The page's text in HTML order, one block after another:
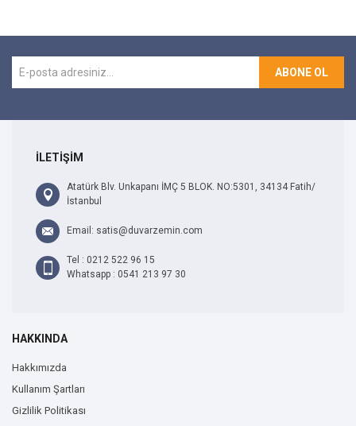
ABONE OL
İLETİŞİM
Atatürk Blv. Unkapanı İMÇ 5 BLOK. NO:5301, 34134 Fatih/
İstanbul
Email: satis@duvarzemin.com
Tel : 0212 522 96 15
Whatsapp : 0541 213 97 30
HAKKINDA
Hakkımızda
Kullanım Şartları
Gizlilik Politikası